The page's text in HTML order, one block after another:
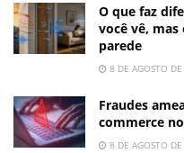
O que faz
você vê,
parede
8 DE AGOSTO
Fraudes
commerce
8 DE AGOSTO